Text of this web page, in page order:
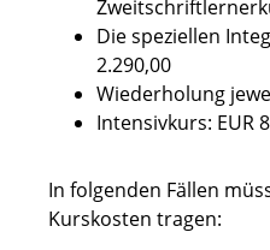
Die speziellen
2.290,00
Wiederholung
Intensivkurs: EUR
In folgenden Fällen
Kurskosten tragen: